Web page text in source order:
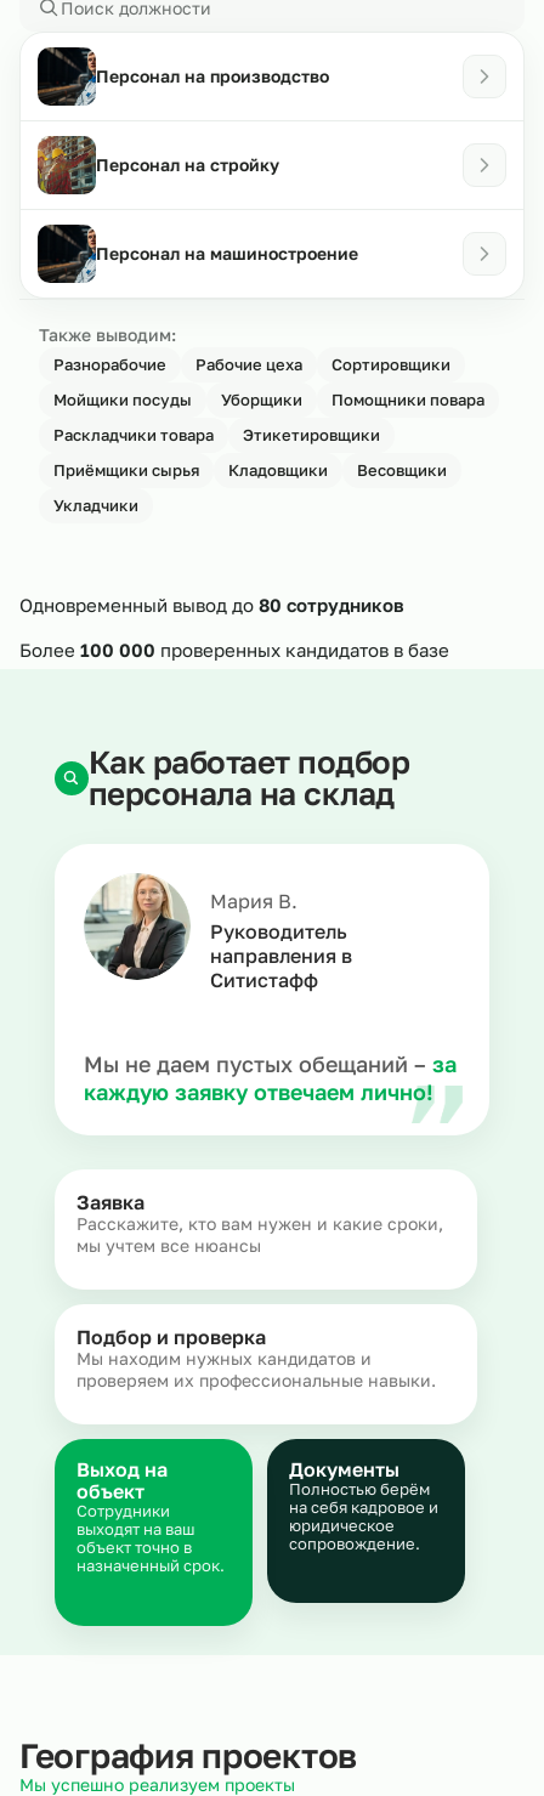
Персонал на производство
Персонал на стройку
Персонал на машиностроение
Также выводим:
Разнорабочие Рабочие цеха
Сортировщики
Мойщики посуды
Уборщики
Помощники повара
Раскладчики товара
Этикетировщики
Приёмщики сырья
Кладовщики
Весовщики
Укладчики
Одновременный вывод до 80 сотрудников
Более 100 000 проверенных кандидатов в базе
Мария В.
Руководитель
направления в
Ситистафф
Мы не даем пустых обещаний – за
каждую заявку отвечаем лично!
Как работает подбор
персонала на склад
Заявка
Расскажите, кто вам нужен и какие сроки,
мы учтем все нюансы
Подбор и проверка
Мы находим нужных кандидатов и
проверяем их профессиональные навыки.
Документы
Полностью берём
на себя кадровое и
юридическое
сопровождение.
Выход на
объект
Сотрудники
выходят на ваш
объект точно в
назначенный срок.
География проектов
Мы успешно реализуем проекты